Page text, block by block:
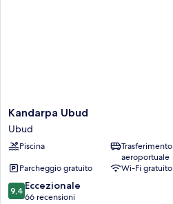
Kandarpa
Ubud
Ubud
Kandarpa Ubud
Ubud
Piscina
Trasferimento
aeroportuale
Parcheggio gratuito
Wi-Fi gratuito
9.4
su
9,4 Eccezionale
66 recensioni